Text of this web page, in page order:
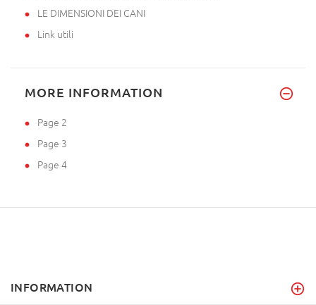
LE DIMENSIONI DEI CANI
Link utili
MORE INFORMATION
Page 2
Page 3
Page 4
INFORMATION